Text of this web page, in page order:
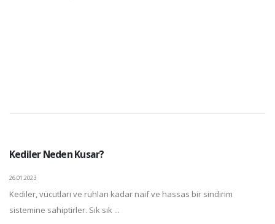
Kediler Neden Kusar?
26.01.2023
Kediler, vücutları ve ruhları kadar naif ve hassas bir sindirim
sistemine sahiptirler. Sık sık ...